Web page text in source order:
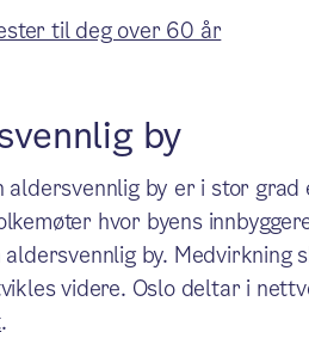
til deg over 60 år
by
aldersvennlig by er i stor
hvor byens
aldersvennlig by.
videre. Oslo deltar i
.